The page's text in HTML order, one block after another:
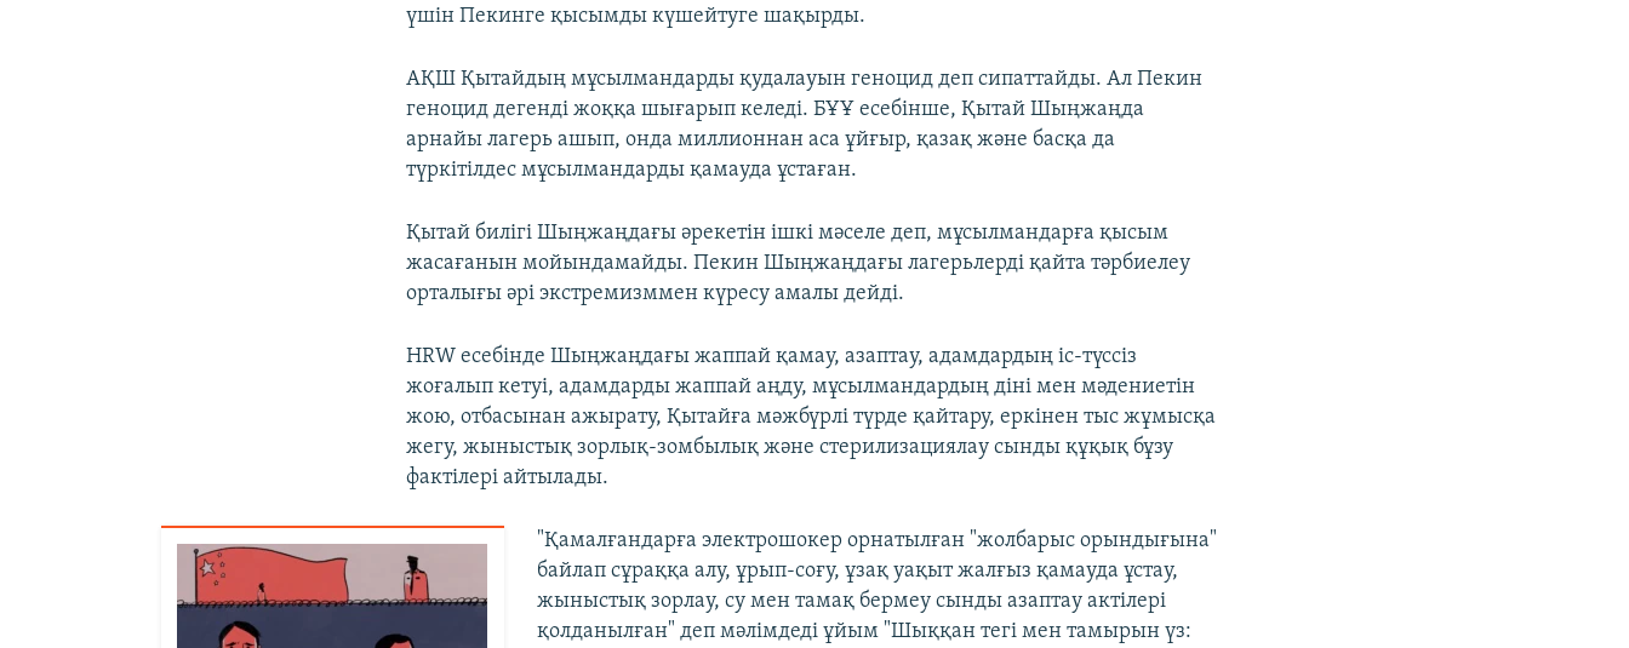
үшін Пекинге қысымды күшейтуге шақырды.
АҚШ Қытайдың мұсылмандарды қудалауын геноцид деп сипаттайды. Ал Пекин
геноцид дегенді жоққа шығарып келеді. БҰҰ есебінше, Қытай Шыңжаңда
арнайы лагерь ашып, онда миллионнан аса ұйғыр, қазақ және басқа да
түркітілдес мұсылмандарды қамауда ұстаған.
Қытай билігі Шыңжаңдағы әрекетін ішкі мәселе деп, мұсылмандарға қысым
жасағанын мойындамайды. Пекин Шыңжаңдағы лагерьлерді қайта тәрбиелеу
орталығы әрі экстремизммен күресу амалы дейді.
HRW есебінде Шыңжаңдағы жаппай қамау, азаптау, адамдардың іс-түссіз
жоғалып кетуі, адамдарды жаппай аңду, мұсылмандардың діні мен мәдениетін
жою, отбасынан ажырату, Қытайға мәжбүрлі түрде қайтару, еркінен тыс жұмысқа
жегу, жыныстық зорлық-зомбылық және стерилизациялау сынды құқық бұзу
фактілері айтылады.
"Қамалғандарға электрошокер орнатылған "жолбарыс орындығына"
байлап сұраққа алу, ұрып-соғу, ұзақ уақыт жалғыз қамауда ұстау,
жыныстық зорлау, су мен тамақ бермеу сынды азаптау актілері
қолданылған" деп мәлімдеді ұйым "Шыққан тегі мен тамырын үз: